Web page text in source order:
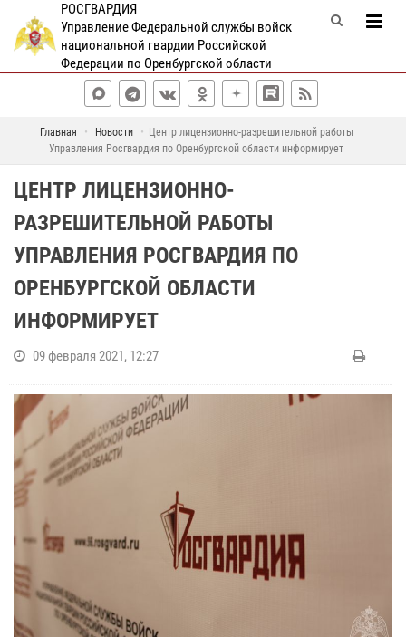
РОСГВАРДИЯ
Управление Федеральной службы войск
национальной гвардии Российской
Федерации по Оренбургской области
Главная Новости
Центр лицензионно-разрешительной работы
Управления Росгвардия по Оренбургской области информирует
ЦЕНТР ЛИЦЕНЗИОННО-
РАЗРЕШИТЕЛЬНОЙ РАБОТЫ
УПРАВЛЕНИЯ РОСГВАРДИЯ ПО
ОРЕНБУРГСКОЙ ОБЛАСТИ
ИНФОРМИРУЕТ
09 февраля 2021, 12:27